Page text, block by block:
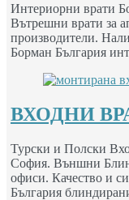
Интериорни врати
Вътрешни врати за
производители.
Борман България
ВХОДНИ
Турски и Полски
София. Външни
офиси. Качество и
България